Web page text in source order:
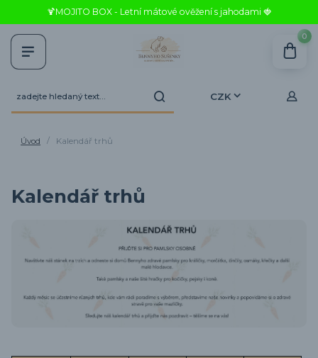
🍹MOJITO BOX - Letní mátové ověžení s jahodami 🍓
CZK
0
Úvod Kalendář trhů
Kalendář trhů